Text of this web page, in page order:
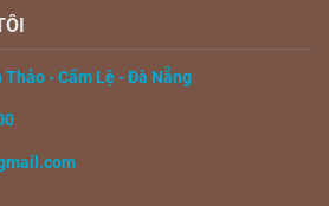
- Cẩm Lệ - Đà Nẵng